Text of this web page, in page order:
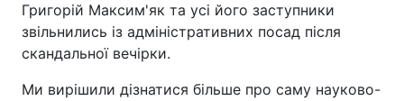
Григорій Максим'як та усі його заступники
звільнились із адміністративних посад після
скандальної вечірки.
Ми вирішили дізнатися більше про саму науково-